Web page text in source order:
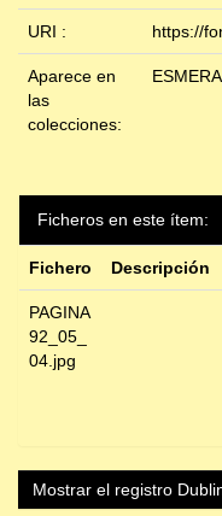
URI : https://
Aparece en
las
colecciones:
Ficheros en este ítem:
Fichero Descripción
PAGINA
92_05_
04.jpg
Mostrar el registro